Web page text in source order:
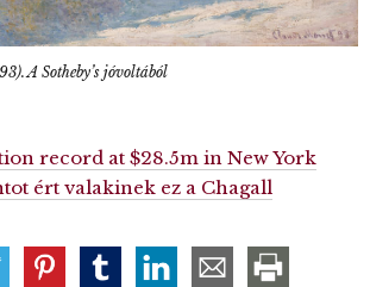
A Sotheby’s jóvoltából
record at $28.5m in New York
ért valakinek ez a Chagall